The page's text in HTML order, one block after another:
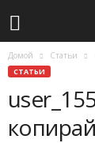
Домой Статьи
СТАТЬИ